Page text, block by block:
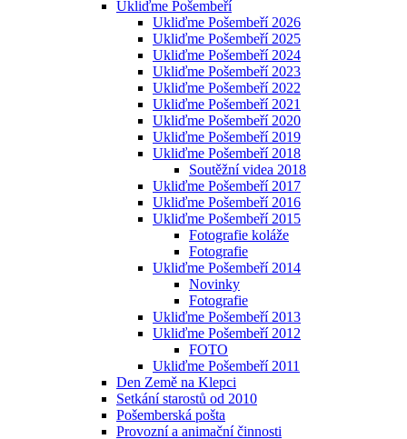
Ukliďme Pošembeří
Ukliďme Pošembeří 2026
Ukliďme Pošembeří 2025
Ukliďme Pošembeří 2024
Ukliďme Pošembeří 2023
Ukliďme Pošembeří 2022
Ukliďme Pošembeří 2021
Ukliďme Pošembeří 2020
Ukliďme Pošembeří 2019
Ukliďme Pošembeří 2018
Soutěžní videa 2018
Ukliďme Pošembeří 2017
Ukliďme Pošembeří 2016
Ukliďme Pošembeří 2015
Fotografie koláže
Fotografie
Ukliďme Pošembeří 2014
Novinky
Fotografie
Ukliďme Pošembeří 2013
Ukliďme Pošembeří 2012
FOTO
Ukliďme Pošembeří 2011
Den Země na Klepci
Setkání starostů od 2010
Pošemberská pošta
Provozní a animační činnosti